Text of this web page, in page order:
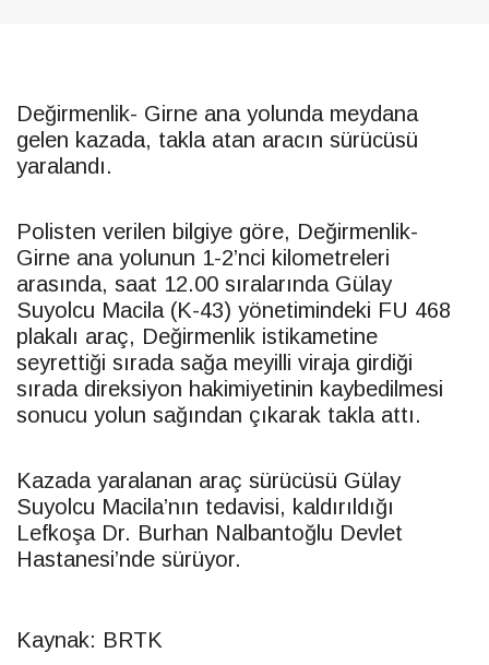
Değirmenlik- Girne ana yolunda meydana
gelen kazada, takla atan aracın sürücüsü
yaralandı.
Polisten verilen bilgiye göre, Değirmenlik-
Girne ana yolunun 1-2’nci kilometreleri
arasında, saat 12.00 sıralarında Gülay
Suyolcu Macila (K-43) yönetimindeki FU 468
plakalı araç, Değirmenlik istikametine
seyrettiği sırada sağa meyilli viraja girdiği
sırada direksiyon hakimiyetinin kaybedilmesi
sonucu yolun sağından çıkarak takla attı.
Kazada yaralanan araç sürücüsü Gülay
Suyolcu Macila’nın tedavisi, kaldırıldığı
Lefkoşa Dr. Burhan Nalbantoğlu Devlet
Hastanesi’nde sürüyor.
Kaynak: BRTK